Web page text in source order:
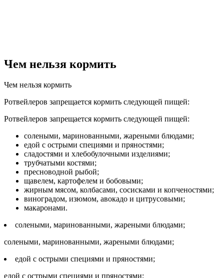
Чем нельзя кормить
Чем нельзя кормить
Ротвейлеров запрещается кормить следующей пищей:
Ротвейлеров запрещается кормить следующей пищей:
солеными, маринованными, жареными блюдами;
едой с острыми специями и пряностями;
сладостями и хлебобулочными изделиями;
трубчатыми костями;
пресноводной рыбой;
щавелем, картофелем и бобовыми;
жирным мясом, колбасами, сосисками и копченостями;
виноградом, изюмом, авокадо и цитрусовыми;
макаронами.
солеными, маринованными, жареными блюдами;
солеными, маринованными, жареными блюдами;
едой с острыми специями и пряностями;
едой с острыми специями и пряностями;